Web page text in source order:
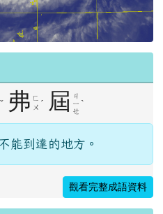
ˇ 弗 ㄈ
ㄨ ˊ 屆
ㄐ
ㄧ
ㄝ
ˋ
能到達的地方。
觀看完整成語資料